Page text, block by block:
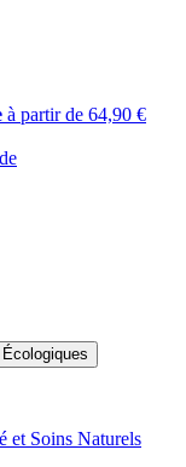
à partir de 64,90 €
et Soins Naturels